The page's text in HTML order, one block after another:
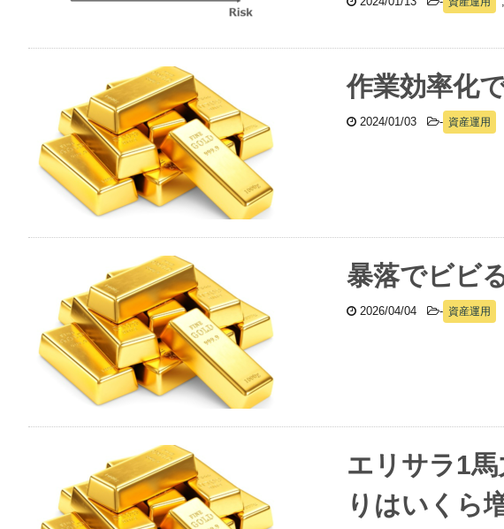
作業効率化
2024/01/03 - 資産運用
暴落でビビ
2026/04/04 - 資産運用
エリサラ1
りはいくら